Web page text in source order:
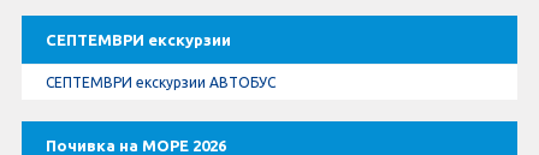
КОНТАКТИ
СЕПТЕМВРИ екскурзии
СЕПТЕМВРИ екскурзии АВТОБУС
Почивка на МОРЕ 2026